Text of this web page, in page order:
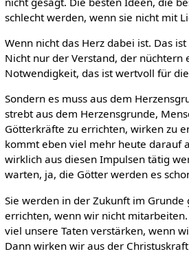
schlecht werden, wenn sie nicht mit
Wenn nicht das Herz dabei ist. Das
Nicht nur der Verstand, der nüchtern
Notwendigkeit, das ist wertvoll für
Sondern es muss aus dem
strebt aus dem Herzensgrunde,
Götterkräfte zu errichten, wirken zu
kommt eben viel mehr heute darauf
wirklich aus diesen Impulsen tätig
warten, ja, die Götter werden es
Sie werden in der Zukunft im Grunde
errichten, wenn wir nicht
viel unsere Taten verstärken, wenn
Dann wirken wir aus der